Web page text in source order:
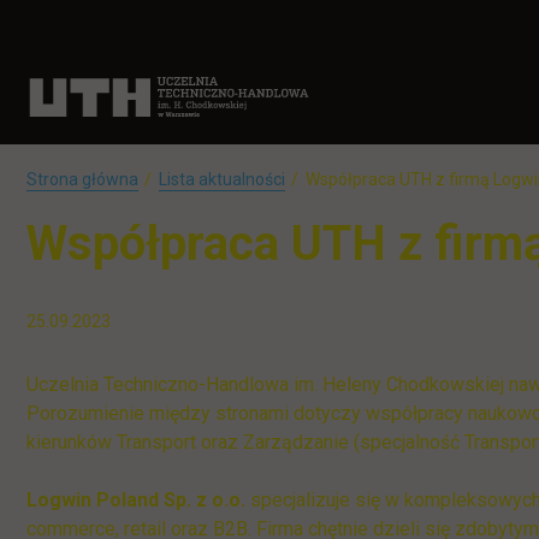
Strona główna Lista aktualności Współpraca UTH z firmą
Współpraca UTH z
25.09.2023
Uczelnia Techniczno-Handlowa im. Heleny Chodkowskiej
Porozumienie między stronami dotyczy współpracy
kierunków Transport oraz Zarządzanie (specjalność
Logwin Poland Sp. z o.o. specjalizuje się w
commerce, retail oraz B2B. Firma chętnie dzieli się